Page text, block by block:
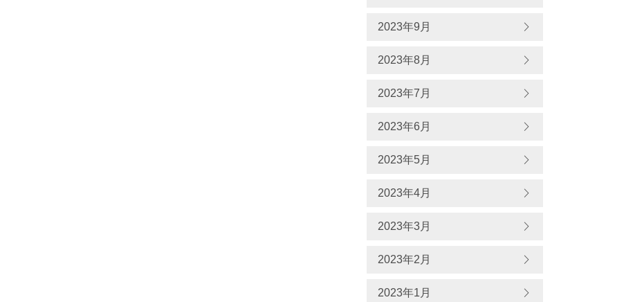
2023年9月
2023年8月
2023年7月
2023年6月
2023年5月
2023年4月
2023年3月
2023年2月
2023年1月